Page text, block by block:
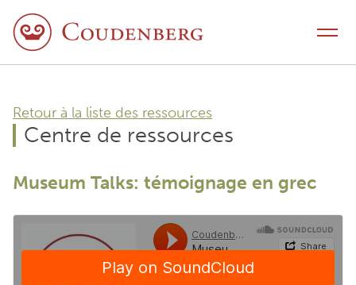
Retour à la liste des ressources
Centre de ressources
Museum Talks: témoignage en grec